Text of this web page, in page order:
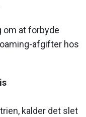
om at forbyde
afgifter hos
kalder det slet